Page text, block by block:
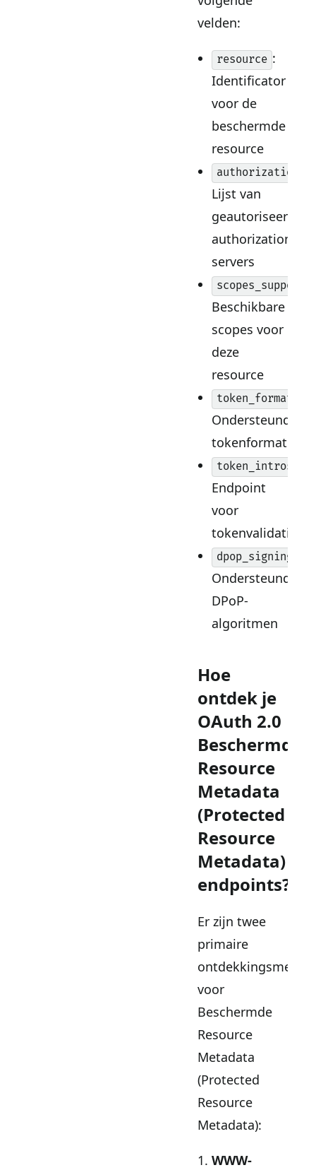
velden:
resource :
Identificator
voor de
beschermde
resource
Lijst van
geautoriseerde
authorization
servers
Beschikbare
scopes voor
deze
resource
Ondersteunde
tokenformaten
Endpoint
voor
tokenvalidatie
Ondersteunde
DPoP-
algoritmen
Hoe
ontdek je
OAuth 2.0
Beschermde
Resource
Metadata
(Protected
Resource
Metadata)
endpoints?
Er zijn twee
primaire
voor
Beschermde
Resource
Metadata
(Protected
Resource
Metadata):
WWW-